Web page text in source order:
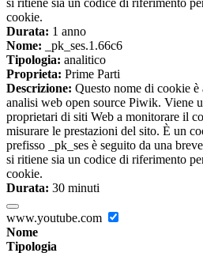
si ritiene sia un codice di riferimento
cookie.
Durata: 1 anno
Nome: _pk_ses.1.66c6
Tipologia: analitico
Proprieta: Prime Parti
Descrizione: Questo nome di cookie è
analisi web open source Piwik. Viene
proprietari di siti Web a monitorare il
misurare le prestazioni del sito. È un
prefisso _pk_ses è seguito da una
si ritiene sia un codice di riferimento
cookie.
Durata: 30 minuti
www.youtube.com
Nome
Tipologia